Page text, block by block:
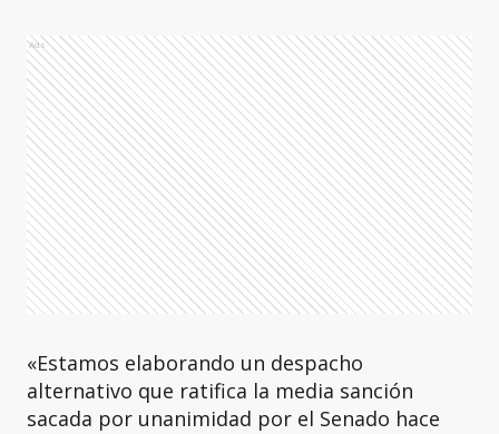
Ads
«Estamos elaborando un despacho
alternativo que ratifica la media sanción
sacada por unanimidad por el Senado hace